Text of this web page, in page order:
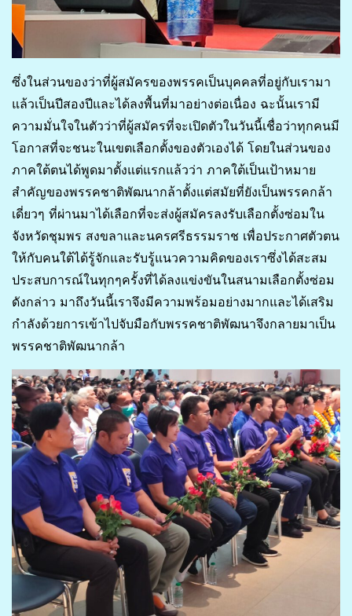
ซึ่งในส่วนของว่าที่ผู้สมัครของพรรคเป็นบุคคลที่อยู่กับเรามา
แล้วเป็นปีสองปีและได้ลงพื้นที่มาอย่างต่อเนื่อง ฉะนั้นเรามี
ความมั่นใจในตัวว่าที่ผู้สมัครที่จะเปิดตัวในวันนี้เชื่อว่าทุกคนมี
โอกาสที่จะชนะในเขตเลือกตั้งของตัวเองได้ โดยในส่วนของ
ภาคใต้ตนได้พูดมาตั้งแต่แรกแล้วว่า ภาคใต้เป็นเป้าหมาย
สำคัญของพรรคชาติพัฒนากล้าตั้งแต่สมัยที่ยังเป็นพรรคกล้า
เดี่ยวๆ ที่ผ่านมาได้เลือกที่จะส่งผู้สมัครลงรับเลือกตั้งซ่อมใน
จังหวัดชุมพร สงขลาและนครศรีธรรมราช เพื่อประกาศตัวตน
ให้กับคนใต้ได้รู้จักและรับรู้แนวความคิดของเราซึ่งได้สะสม
ประสบการณ์ในทุกๆครั้งที่ได้ลงแข่งขันในสนามเลือกตั้งซ่อม
ดังกล่าว มาถึงวันนี้เราจึงมีความพร้อมอย่างมากและได้เสริม
กำลังด้วยการเข้าไปจับมือกับพรรคชาติพัฒนาจึงกลายมาเป็น
พรรคชาติพัฒนากล้า